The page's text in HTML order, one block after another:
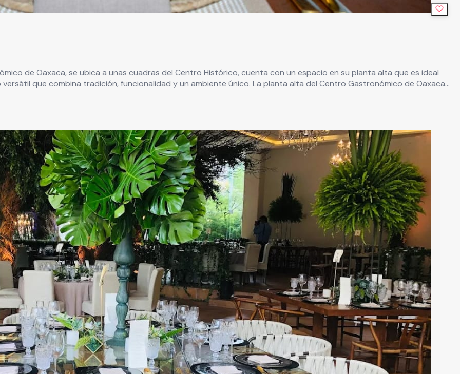
de Oaxaca, se ubica a unas cuadras del Centro Histórico, cuenta con un espacio en su planta alta que es ideal
que combina tradición, funcionalidad y un ambiente único. La planta alta del Centro Gastronómico de Oaxaca